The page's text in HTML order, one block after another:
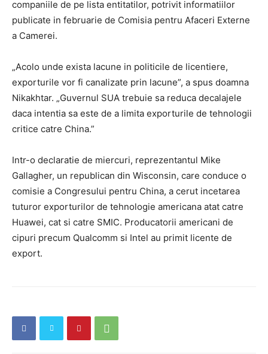
companiile de pe lista entitatilor, potrivit informatiilor
publicate in februarie de Comisia pentru Afaceri Externe
a Camerei.
„Acolo unde exista lacune in politicile de licentiere,
exporturile vor fi canalizate prin lacune”, a spus doamna
Nikakhtar. „Guvernul SUA trebuie sa reduca decalajele
daca intentia sa este de a limita exporturile de tehnologii
critice catre China.”
Intr-o declaratie de miercuri, reprezentantul Mike
Gallagher, un republican din Wisconsin, care conduce o
comisie a Congresului pentru China, a cerut incetarea
tuturor exporturilor de tehnologie americana atat catre
Huawei, cat si catre SMIC. Producatorii americani de
cipuri precum Qualcomm si Intel au primit licente de
export.